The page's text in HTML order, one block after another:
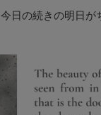
今日の続きの明日が